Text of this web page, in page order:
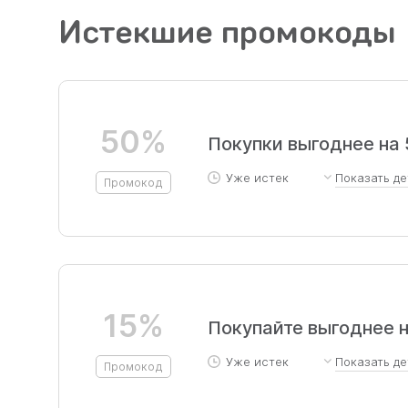
Истекшие промокоды
50%
Промокод
Покупки выгоднее на
Уже истек Показать
При покупке пакетов
15%
Промокод
Покупайте выгоднее
Уже истек Показать